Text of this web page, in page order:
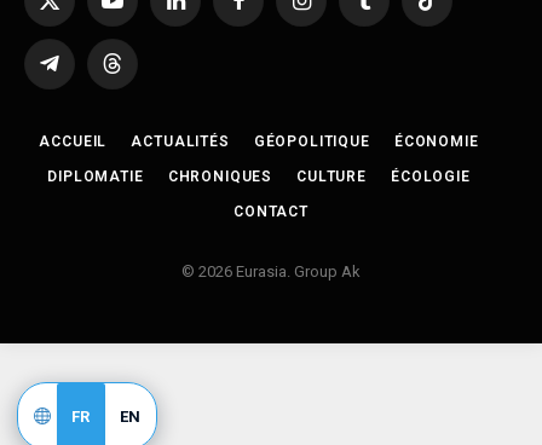
X
YouTubeLinkedIn FacebookInstagramTumblr TikTok
TelegramThreads
ACCUEIL ACTUALITÉS GÉOPOLITIQUE ÉCONOMIE
DIPLOMATIE CHRONIQUES CULTURE ÉCOLOGIE
CONTACT
© 2026 Eurasia. Group Ak
FR EN